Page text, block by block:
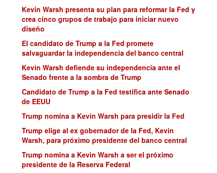
Kevin Warsh presenta su plan para reformar la Fed y
crea cinco grupos de trabajo para iniciar nuevo
diseño
El candidato de Trump a la Fed promete
salvaguardar la independencia del banco central
Kevin Warsh defiende su independencia ante el
Senado frente a la sombra de Trump
Candidato de Trump a la Fed testifica ante Senado
de EEUU
Trump nomina a Kevin Warsh para presidir la Fed
Trump elige al ex gobernador de la Fed, Kevin
Warsh, para próximo presidente del banco central
Trump nomina a Kevin Warsh a ser el próximo
presidente de la Reserva Federal